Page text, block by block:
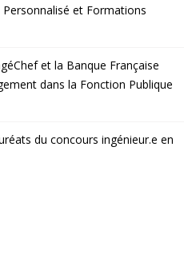
et Formations
et la Banque Française
dans la Fonction Publique
du concours ingénieur.e en